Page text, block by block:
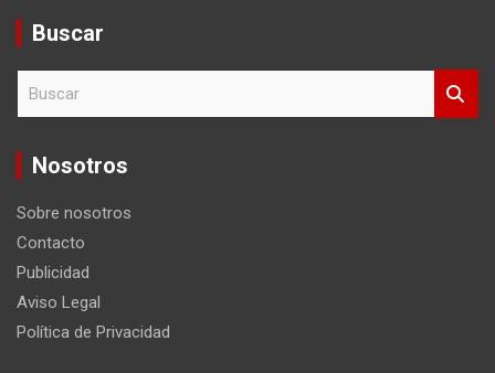
Buscar
c
Nosotros
Sobre nosotros
Contacto
Publicidad
Aviso Legal
Política de Privacidad